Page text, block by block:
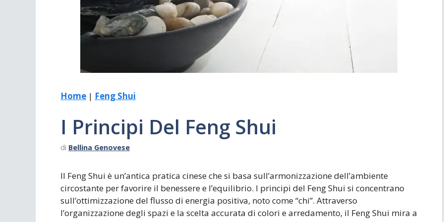
Scrivere
Stagioni
Home | Feng Shui
I Principi Del Feng Shui
di Bellina Genovese
Il Feng Shui è un’antica pratica cinese che si basa sull’armonizzazione dell’ambiente
circostante per favorire il benessere e l’equilibrio. I principi del Feng Shui si concentrano
sull’ottimizzazione del flusso di energia positiva, noto come “chi”. Attraverso
l’organizzazione degli spazi e la scelta accurata di colori e arredamento, il Feng Shui mira a